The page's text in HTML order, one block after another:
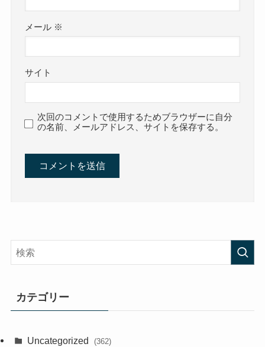
メール ※
サイト
次回のコメントで使用するためブラウザーに自分
の名前、メールアドレス、サイトを保存する。
カテゴリー
Uncategorized (362)